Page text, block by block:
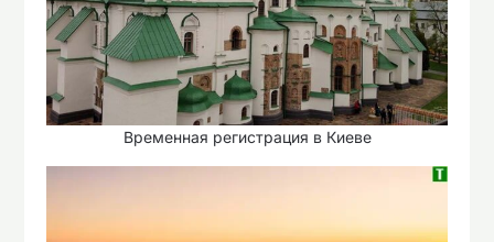
Временная регистрация в Киеве